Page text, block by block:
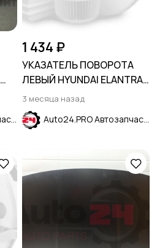
Auto24.PRO Автозапчасти
1 434 ₽
УКАЗАТЕЛЬ ПОВОРОТА
ЛЕВЫЙ HYUNDAI ELANTRA
VII (CN7) 2024-
3 месяца назад
Auto24.PRO Автозапчасти